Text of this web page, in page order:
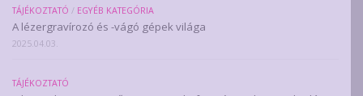
TÁJÉKOZTATÓ / EGYÉB KATEGÓRIA
A lézergravírozó és -vágó gépek világa
2025.04.03.
TÁJÉKOZTATÓ